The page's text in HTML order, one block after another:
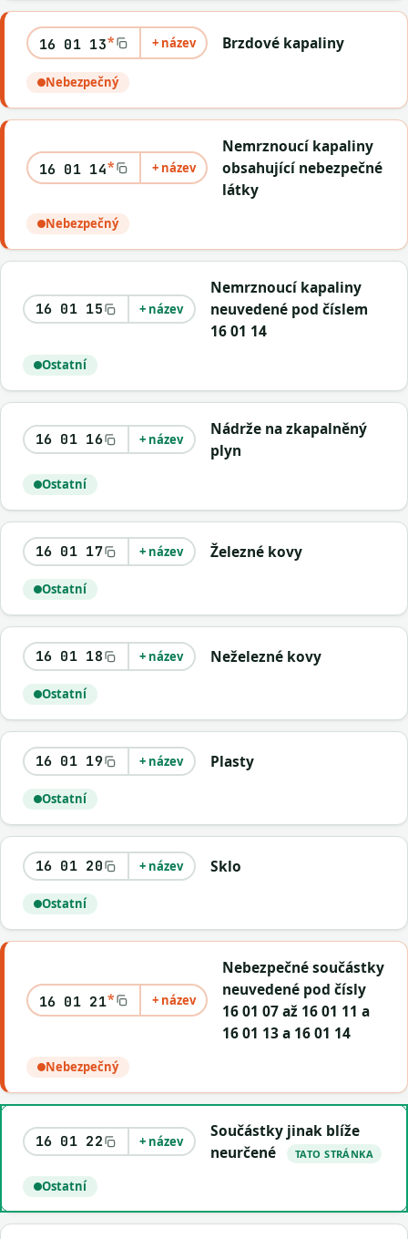
16 01 13* + název Brzdové kapaliny
Nebezpečný
16 01 14* + název
Nemrznoucí kapaliny
obsahující nebezpečné
látky
Nebezpečný
16 01 15 + název
Nemrznoucí kapaliny
neuvedené pod číslem
16 01 14
Ostatní
16 01 16 + název
Nádrže na zkapalněný
plyn
Ostatní
16 01 17 + název Železné kovy
Ostatní
16 01 18 + název Neželezné kovy
Ostatní
16 01 19 + název Plasty
Ostatní
16 01 20 + název Sklo
Ostatní
16 01 21* + název
Nebezpečné součástky
neuvedené pod čísly
16 01 07 až 16 01 11 a
16 01 13 a 16 01 14
Nebezpečný
16 01 22 + název
Součástky jinak blíže
neurčené
TATO STRÁNKA
Ostatní